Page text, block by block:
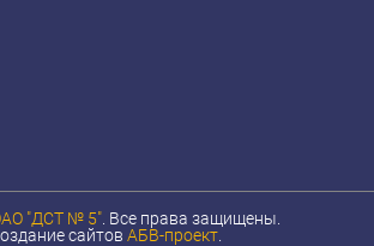
"ДСТ № 5". Все права защищены.
сайтов АБВ-проект